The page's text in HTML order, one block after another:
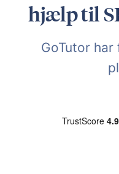
hjælp til
GoTutor